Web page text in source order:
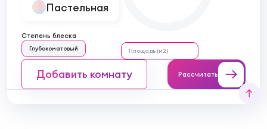
Пастельная
Степень блеска
Глубокоматовый
Добавить комнату Рассчитать